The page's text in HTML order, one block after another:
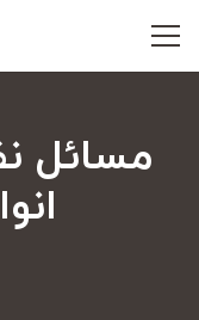
مسائل